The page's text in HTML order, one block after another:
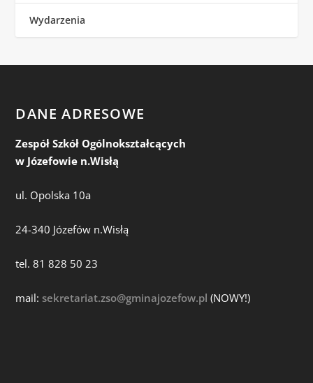
Wydarzenia
DANE ADRESOWE
Zespół Szkół Ogólnokształcących
w Józefowie n.Wisłą
ul. Opolska 10a
24-340 Józefów n.Wisłą
tel. 81 828 50 23
mail:sekretariat.zso@gminajozefow.pl (NOWY!)